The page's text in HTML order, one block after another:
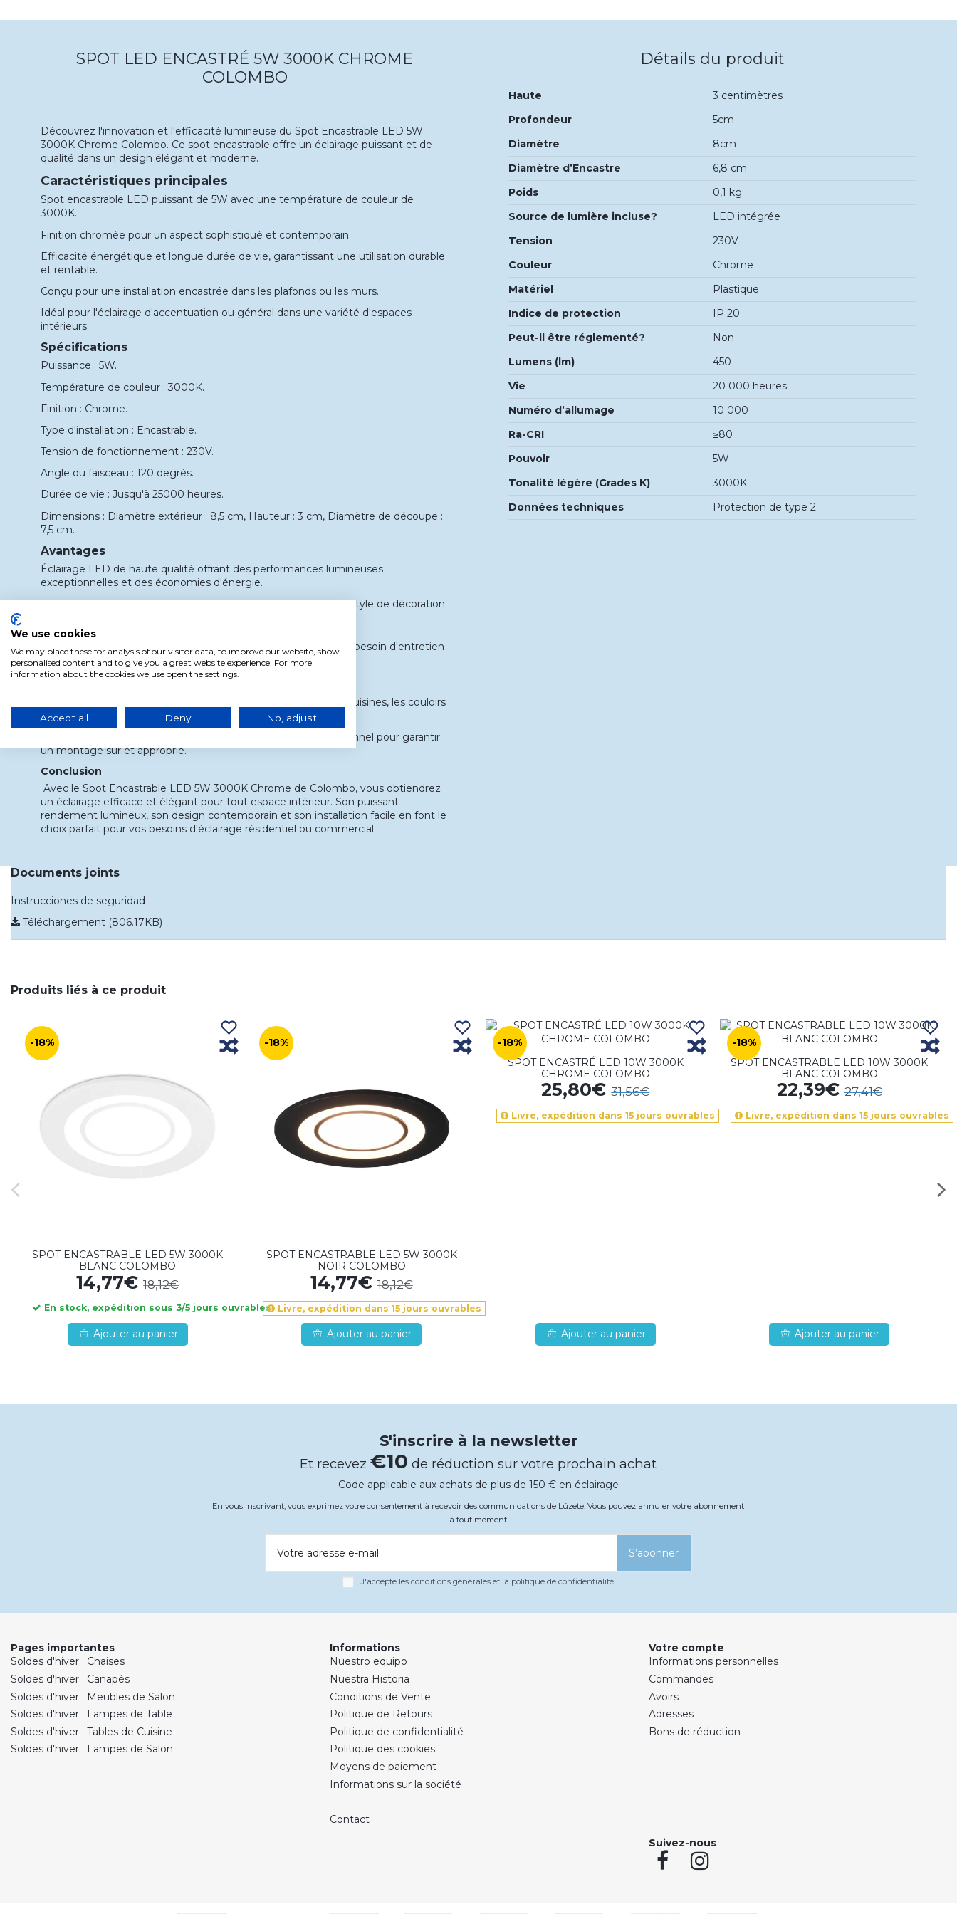
SPOT LED ENCASTRÉ 5W 3000K CHROME
COLOMBO
Découvrez l'innovation et l'efficacité lumineuse du Spot Encastrable LED 5W
3000K Chrome Colombo. Ce spot encastrable offre un éclairage puissant et de
qualité dans un design élégant et moderne.
Caractéristiques principales
Spot encastrable LED puissant de 5W avec une température de couleur de
3000K.
Finition chromée pour un aspect sophistiqué et contemporain.
Efficacité énergétique et longue durée de vie, garantissant une utilisation durable
et rentable.
Conçu pour une installation encastrée dans les plafonds ou les murs.
Idéal pour l'éclairage d'accentuation ou général dans une variété d'espaces
intérieurs.
Spécifications
Puissance : 5W.
Température de couleur : 3000K.
Finition : Chrome.
Type d'installation : Encastrable.
Tension de fonctionnement : 230V.
Angle du faisceau : 120 degrés.
Durée de vie : Jusqu'à 25000 heures.
Dimensions : Diamètre extérieur : 8,5 cm, Hauteur : 3 cm, Diamètre de découpe :
7,5 cm.
Avantages
Éclairage LED de haute qualité offrant des performances lumineuses
exceptionnelles et des économies d'énergie.
Finition chromée élégante s'intégrant parfaitement dans tout style de décoration.
Longue durée de vie garantissant des années d'utilisation sans besoin d'entretien
fréquent.
Utilisation et installation
Convient à une variété d'applications, y compris les salons, les cuisines, les couloirs
et plus encore.
Il est recommandé de faire installer par un électricien professionnel pour garantir
un montage sûr et approprié.
Conclusion
Avec le Spot Encastrable LED 5W 3000K Chrome de Colombo, vous obtiendrez
un éclairage efficace et élégant pour tout espace intérieur. Son puissant
rendement lumineux, son design contemporain et son installation facile en font le
choix parfait pour vos besoins d'éclairage résidentiel ou commercial.
Détails du produit
Haute
3 centimètres
Profondeur
5cm
Diamètre
8cm
Diamètre d’Encastre
6,8 cm
Poids
0,1 kg
Source de lumière incluse?
LED intégrée
Tension
230V
Couleur
Chrome
Matériel
Plastique
Indice de protection
IP 20
Peut-il être réglementé?
Non
Lumens (lm)
450
Vie
20 000 heures
Numéro d’allumage
10 000
Ra-CRI
≥80
Pouvoir
5W
Tonalité légère (Grades K)
3000K
Données techniques
Protection de type 2
Documents joints
Instrucciones de seguridad
Téléchargement (806.17KB)
Produits liés à ce produit
-18%
SPOT ENCASTRABLE LED 5W 3000K
BLANC COLOMBO
14,77€18,12€
En stock, expédition sous 3/5 jours ouvrables
Ajouter au panier
-18%
SPOT ENCASTRABLE LED 5W 3000K
NOIR COLOMBO
14,77€18,12€
Livre, expédition dans 15 jours ouvrables
Ajouter au panier
-18%
SPOT ENCASTRÉ LED 10W 3000K
CHROME COLOMBO
25,80€31,56€
Livre, expédition dans 15 jours ouvrables
Ajouter au panier
-18%
SPOT ENCASTRABLE LED 10W 3000K
BLANC COLOMBO
22,39€27,41€
Livre, expédition dans 15 jours ouvrables
Ajouter au panier
S'inscrire à la newsletter
Et recevez€10 de réduction sur votre prochain achat
Code applicable aux achats de plus de 150 € en éclairage
En vous inscrivant, vous exprimez votre consentement à recevoir des communications de Lúzete. Vous pouvez annuler votre abonnement
à tout moment
Votre adresse e-mail S’abonner
J'accepte les conditions générales et la politique de confidentialité
Pages importantes
Soldes d'hiver : Chaises
Soldes d'hiver : Canapés
Soldes d'hiver : Meubles de Salon
Soldes d'hiver : Lampes de Table
Soldes d'hiver : Tables de Cuisine
Soldes d'hiver : Lampes de Salon
Informations
Nuestro equipo
Nuestra Historia
Conditions de Vente
Politique de Retours
Politique de confidentialité
Politique des cookies
Moyens de paiement
Informations sur la société
Contact
Votre compte
Informations personnelles
Commandes
Avoirs
Adresses
Bons de réduction
Suivez-nous
We use cookies
We may place these for analysis of our visitor data, to improve our website, show
personalised content and to give you a great website experience. For more
information about the cookies we use open the settings.
Accept all Deny No, adjust